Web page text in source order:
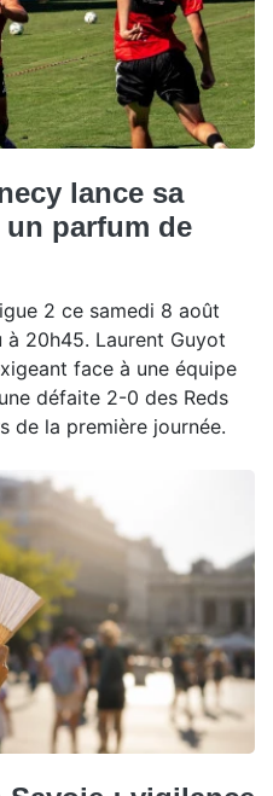
lance sa
un parfum de
2 ce samedi 8 août
à 20h45. Laurent Guyot
face à une équipe
défaite 2-0 des Reds
de la première journée.